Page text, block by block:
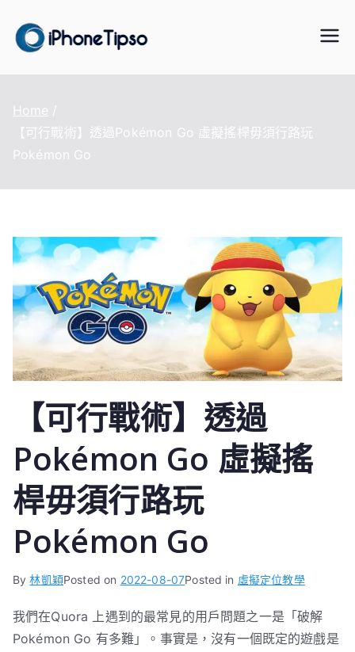
content
Home
【可行戰術】透過Pokémon Go 虛擬搖桿毋須行路玩
Pokémon Go
【可行戰術】透過
Pokémon Go 虛擬搖
桿毋須行路玩
Pokémon Go
By林凱穎Posted on 2022-08-07Posted in 虛擬定位教學
我們在Quora 上遇到的最常見的用戶問題之一是「破解
Pokémon Go 有多難」。事實是，沒有一個既定的遊戲是